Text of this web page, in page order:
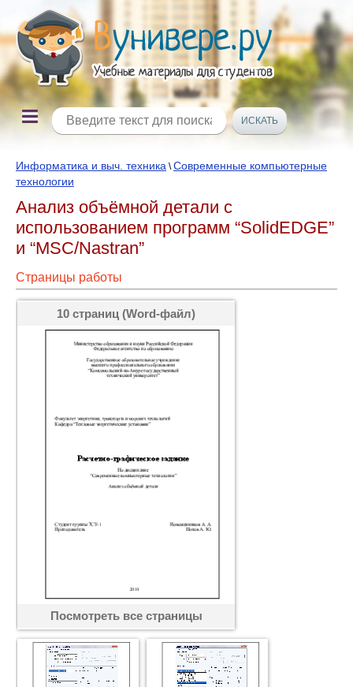
Информатика и выч. техника \Современные компьютерные
технологии
Анализ объёмной детали с
использованием программ “SolidEDGE”
и “MSC/Nastran”
Страницы работы
10 страниц (Word-файл)
Посмотреть все страницы